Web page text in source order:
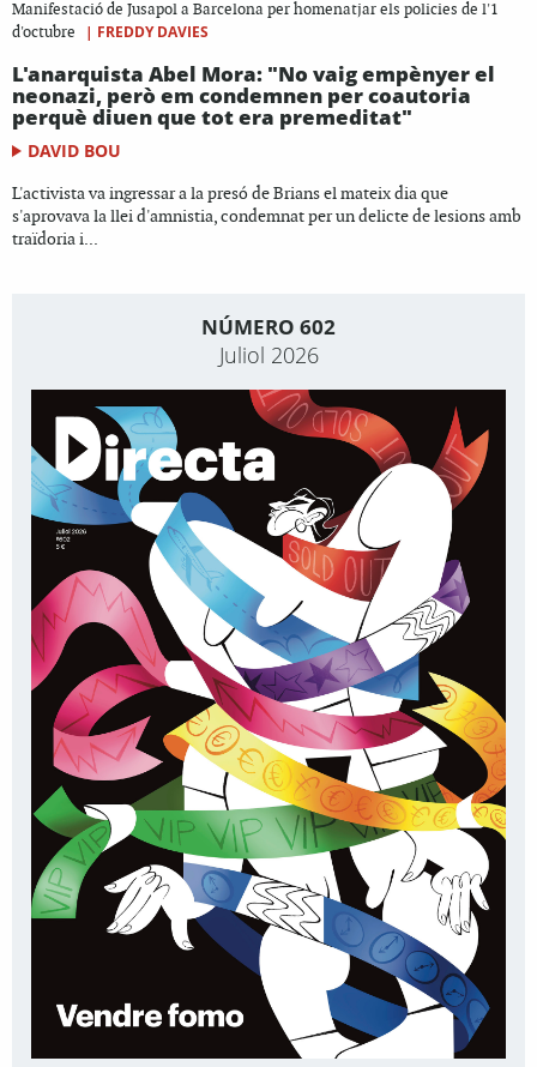
Manifestació de Jusapol a Barcelona per homenatjar els policies de l'1
d'octubre
| FREDDY DAVIES
L'anarquista Abel Mora: "No vaig empènyer el
neonazi, però em condemnen per coautoria
perquè diuen que tot era premeditat"
DAVID BOU
L'activista va ingressar a la presó de Brians el mateix dia que
s'aprovava la llei d'amnistia, condemnat per un delicte de lesions amb
traïdoria i...
NÚMERO 602
Juliol 2026